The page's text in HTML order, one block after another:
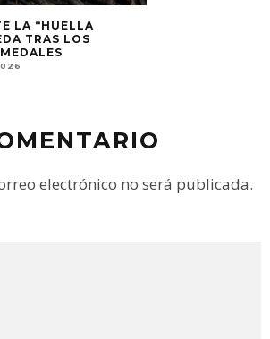
LA “HUELLA
TRAS LOS
electrónico no será publicada.